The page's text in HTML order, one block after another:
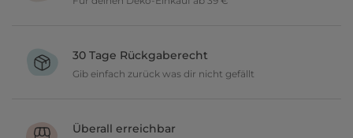
30 Tage Rückgaberecht
Gib einfach zurück was dir nicht gefällt
geben dir 30 Tage Zeit etwas zurückzusenden.
Überall erreichbar